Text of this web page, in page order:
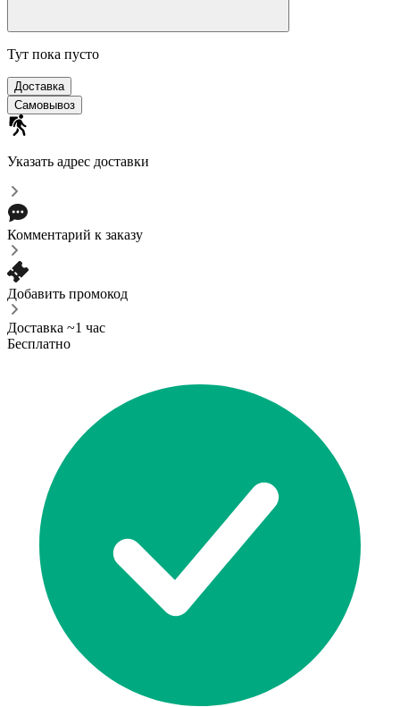
Тут пока пусто
Доставка
Самовывоз
Указать адрес доставки
Комментарий к заказу
Добавить промокод
Доставка ~1 час
Бесплатно